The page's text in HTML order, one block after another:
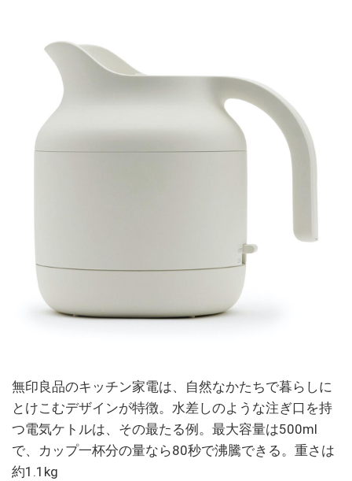
無印良品のキッチン家電は、自然なかたちで暮らしに
とけこむデザインが特徴。水差しのような注ぎ口を持
つ電気ケトルは、その最たる例。最大容量は500ml
で、カップ一杯分の量なら80秒で沸騰できる。重さは
約1.1kg